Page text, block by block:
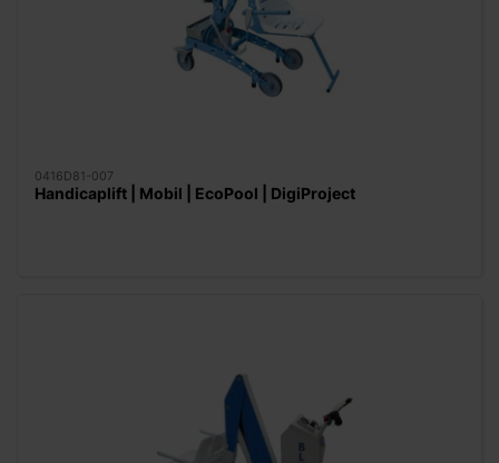
0416D81-007
Handicaplift | Mobil | EcoPool | DigiProject